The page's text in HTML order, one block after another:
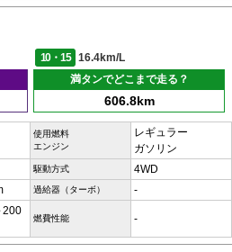
10・15
16.4km/L
満タンでどこまで走る？
606.8km
使用燃料
エンジン
レギュラー
ガソリン
駆動方式 4WD
過給器（ターボ） -
200
燃費性能 -